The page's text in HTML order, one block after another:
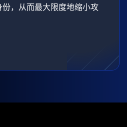
，从而最大限度地缩小攻